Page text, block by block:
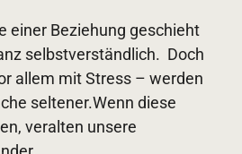
einer Beziehung geschieht
selbstverständlich. Doch
allem mit Stress – werden
seltener.Wenn diese
veralten unsere